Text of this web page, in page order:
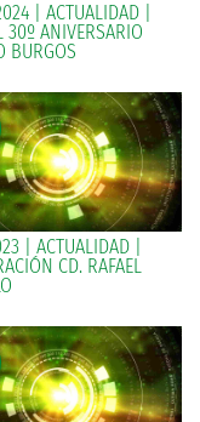
| ACTUALIDAD |
30º ANIVERSARIO
BURGOS
| ACTUALIDAD |
CD. RAFAEL